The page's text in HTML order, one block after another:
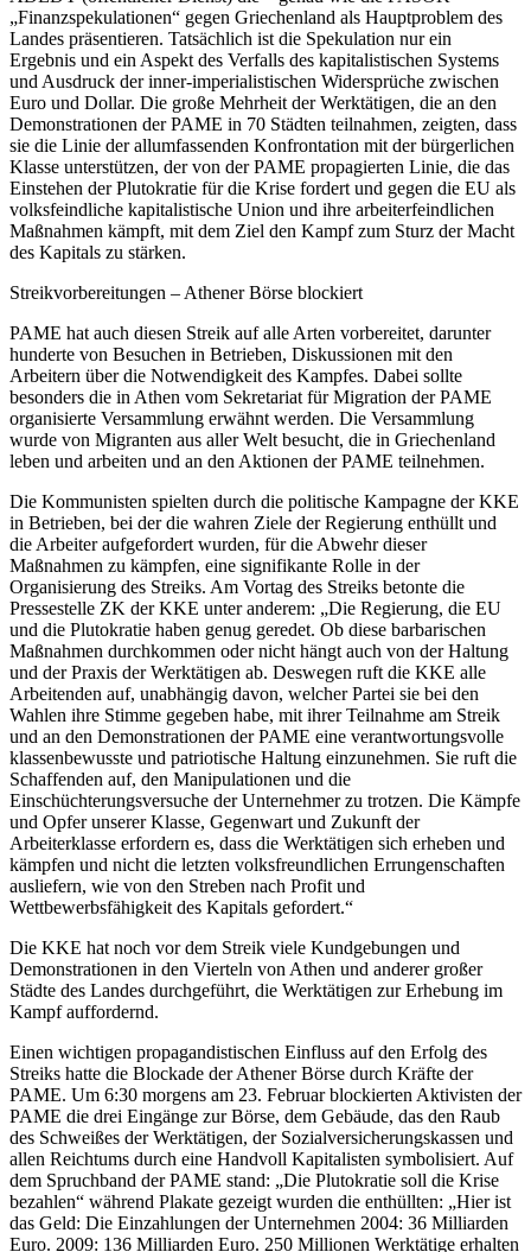
„Finanzspekulationen“ gegen Griechenland als Hauptproblem des
Landes präsentieren. Tatsächlich ist die Spekulation nur ein
Ergebnis und ein Aspekt des Verfalls des kapitalistischen Systems
und Ausdruck der inner-imperialistischen Widersprüche zwischen
Euro und Dollar. Die große Mehrheit der Werktätigen, die an den
Demonstrationen der PAME in 70 Städten teilnahmen, zeigten, dass
sie die Linie der allumfassenden Konfrontation mit der bürgerlichen
Klasse unterstützen, der von der PAME propagierten Linie, die das
Einstehen der Plutokratie für die Krise fordert und gegen die EU als
volksfeindliche kapitalistische Union und ihre arbeiterfeindlichen
Maßnahmen kämpft, mit dem Ziel den Kampf zum Sturz der Macht
des Kapitals zu stärken.
Streikvorbereitungen – Athener Börse blockiert
PAME hat auch diesen Streik auf alle Arten vorbereitet, darunter
hunderte von Besuchen in Betrieben, Diskussionen mit den
Arbeitern über die Notwendigkeit des Kampfes. Dabei sollte
besonders die in Athen vom Sekretariat für Migration der PAME
organisierte Versammlung erwähnt werden. Die Versammlung
wurde von Migranten aus aller Welt besucht, die in Griechenland
leben und arbeiten und an den Aktionen der PAME teilnehmen.
Die Kommunisten spielten durch die politische Kampagne der KKE
in Betrieben, bei der die wahren Ziele der Regierung enthüllt und
die Arbeiter aufgefordert wurden, für die Abwehr dieser
Maßnahmen zu kämpfen, eine signifikante Rolle in der
Organisierung des Streiks. Am Vortag des Streiks betonte die
Pressestelle ZK der KKE unter anderem: „Die Regierung, die EU
und die Plutokratie haben genug geredet. Ob diese barbarischen
Maßnahmen durchkommen oder nicht hängt auch von der Haltung
und der Praxis der Werktätigen ab. Deswegen ruft die KKE alle
Arbeitenden auf, unabhängig davon, welcher Partei sie bei den
Wahlen ihre Stimme gegeben habe, mit ihrer Teilnahme am Streik
und an den Demonstrationen der PAME eine verantwortungsvolle
klassenbewusste und patriotische Haltung einzunehmen. Sie ruft die
Schaffenden auf, den Manipulationen und die
Einschüchterungsversuche der Unternehmer zu trotzen. Die Kämpfe
und Opfer unserer Klasse, Gegenwart und Zukunft der
Arbeiterklasse erfordern es, dass die Werktätigen sich erheben und
kämpfen und nicht die letzten volksfreundlichen Errungenschaften
ausliefern, wie von den Streben nach Profit und
Wettbewerbsfähigkeit des Kapitals gefordert.“
Die KKE hat noch vor dem Streik viele Kundgebungen und
Demonstrationen in den Vierteln von Athen und anderer großer
Städte des Landes durchgeführt, die Werktätigen zur Erhebung im
Kampf auffordernd.
Einen wichtigen propagandistischen Einfluss auf den Erfolg des
Streiks hatte die Blockade der Athener Börse durch Kräfte der
PAME. Um 6:30 morgens am 23. Februar blockierten Aktivisten der
PAME die drei Eingänge zur Börse, dem Gebäude, das den Raub
des Schweißes der Werktätigen, der Sozialversicherungskassen und
allen Reichtums durch eine Handvoll Kapitalisten symbolisiert. Auf
dem Spruchband der PAME stand: „Die Plutokratie soll die Krise
bezahlen“ während Plakate gezeigt wurden die enthüllten: „Hier ist
das Geld: Die Einzahlungen der Unternehmen 2004: 36 Milliarden
Euro. 2009: 136 Milliarden Euro. 250 Millionen Werktätige erhalten